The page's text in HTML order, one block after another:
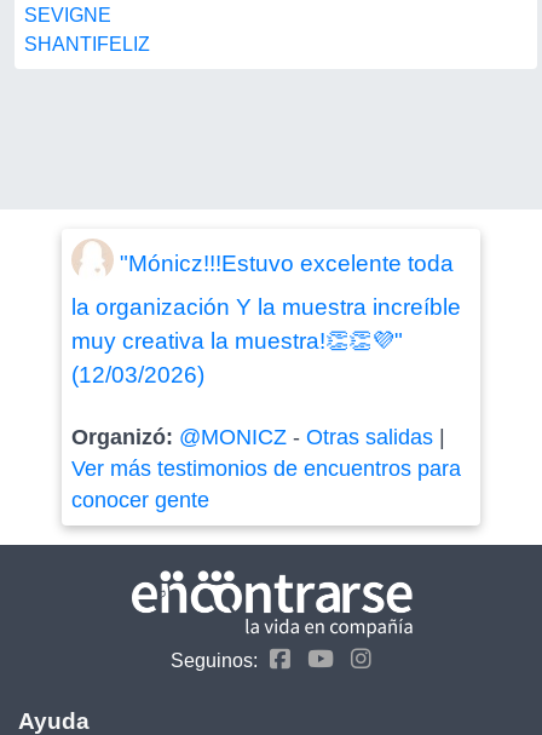
SEVIGNE
SHANTIFELIZ
"Mónicz!!!Estuvo excelente toda
la organización Y la muestra increíble
muy creativa la muestra!👏👏💜"
(12/03/2026)
Organizó: @MONICZ- Otras salidas|
Ver más testimonios de encuentros para
conocer gente
Seguinos:
Ayuda